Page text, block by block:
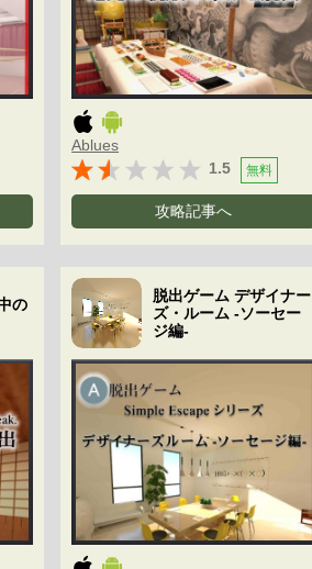
Ablues
1.5
無料
攻略記事へ
の
脱出ゲーム デザイナー
ズ・ルーム -ソーセー
ジ編-